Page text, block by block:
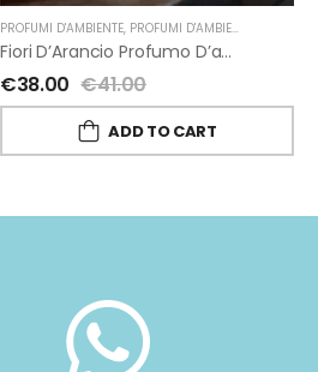
,FIORIRA' UN GIARDINO
PROFUMI D'AMBIENTE, PROFUMI D'AMBIENTE FIORIRA' UN GIARDINO
Fiori D’Arancio Profumo D’ambiente Di Fiorirà Un Giardino
€38.00 €41.00
ADD TO CART